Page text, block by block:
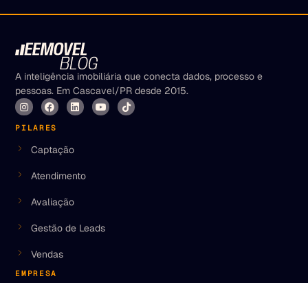
A inteligência imobiliária que conecta dados, processo e
pessoas. Em Cascavel/PR desde 2015.
PILARES
Captação
Atendimento
Avaliação
Gestão de Leads
Vendas
EMPRESA